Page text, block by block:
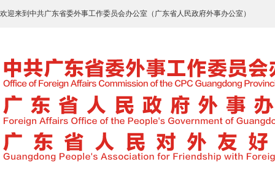
欢迎来到中共广东省委外事工作委员会办公室（广东省人民政府外事办公室）